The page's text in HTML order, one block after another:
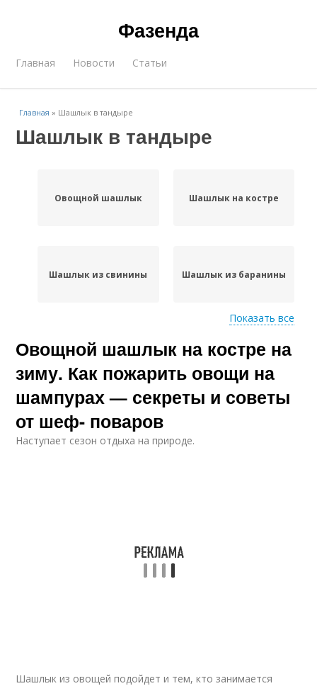
Фазенда
Главная Новости Статьи
Главная » Шашлык в тандыре
Шашлык в тандыре
Овощной шашлык Шашлык на костре
Шашлык из свинины Шашлык из баранины
Быстрый шашлык Шашлык из осетрины
Шашлык из форели
Показать все
Овощной шашлык на костре на
зиму. Как пожарить овощи на
шампурах — секреты и советы
от шеф- поваров
Наступает сезон отдыха на природе.
Шашлык из овощей подойдет и тем, кто занимается